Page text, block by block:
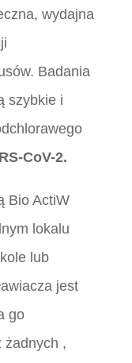
wydajna
Badania
szybkie i
CoV-2.
Bio ActiW
lokalu
lub
jest
go
żadnych ,